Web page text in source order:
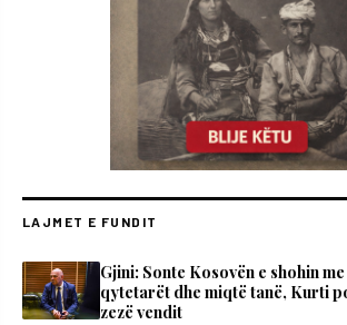
LAJMET E FUNDIT
Gjini: Sonte Kosovën e shohin
qytetarët dhe miqtë tanë, Kurti
zezë vendit